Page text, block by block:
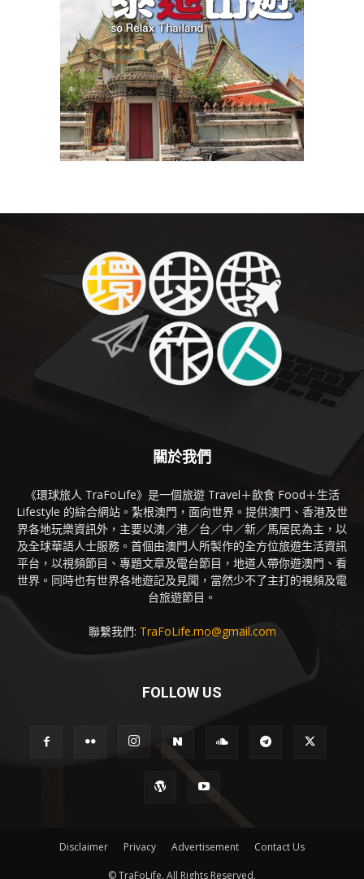
關於我們
《環球旅人 TraFoLife》是一個旅遊 Travel＋飲食 Food＋生活
Lifestyle 的綜合網站。紮根澳門，面向世界。提供澳門、香港及世
界各地玩樂資訊外，主要以澳／港／台／中／新／馬居民為主，以
及全球華語人士服務。首個由澳門人所製作的全方位旅遊生活資訊
平台，以視頻節目、專題文章及電台節目，地道人帶你遊澳門、看
世界。同時也有世界各地遊記及見聞，當然少不了主打的視頻及電
台旅遊節目。
聯繫我們: TraFoLife.mo@gmail.com
FOLLOW US
Disclaimer Privacy Advertisement Contact Us
© TraFoLife. All Rights Reserved.